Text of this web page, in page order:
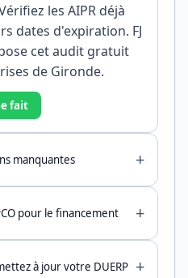
les AIPR déjà
dates d'expiration. FJ
cet audit gratuit
de Gironde.
fait
manquantes +
pour le financement +
à jour votre DUERP +